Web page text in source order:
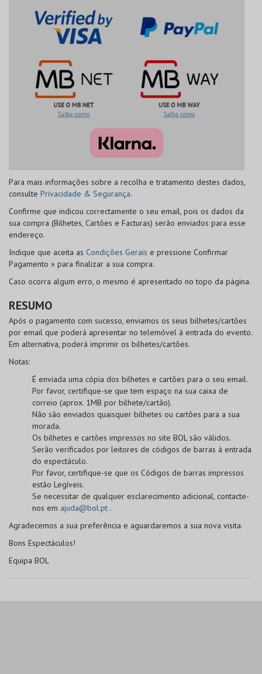
Para mais informações sobre a recolha e tratamento destes dados,
consulte Privacidade & Segurança.
Confirme que indicou correctamente o seu email, pois os dados da
sua compra (Bilhetes, Cartões e Facturas) serão enviados para esse
endereço.
Indique que aceita as Condições Gerais e pressione Confirmar
Pagamento » para finalizar a sua compra.
Caso ocorra algum erro, o mesmo é apresentado no topo da página.
RESUMO
Após o pagamento com sucesso, enviamos os seus bilhetes/cartões
por email que poderá apresentar no telemóvel à entrada do evento.
Em alternativa, poderá imprimir os bilhetes/cartões.
Notas:
É enviada uma cópia dos bilhetes e cartões para o seu email.
Por favor, certifique-se que tem espaço na sua caixa de
correio (aprox. 1MB por bilhete/cartão).
Não são enviados quaisquer bilhetes ou cartões para a sua
morada.
Os bilhetes e cartões impressos no site BOLsão válidos.
Serão verificados por leitores de códigos de barras à entrada
do espectáculo.
Por favor, certifique-se que os Códigos de barras impressos
estão Legíveis.
Se necessitar de qualquer esclarecimento adicional, contacte-
nos em ajuda@bol.pt .
Agradecemos a sua preferência e aguardaremos a sua nova visita.
Bons Espectáculos!
Equipa BOL